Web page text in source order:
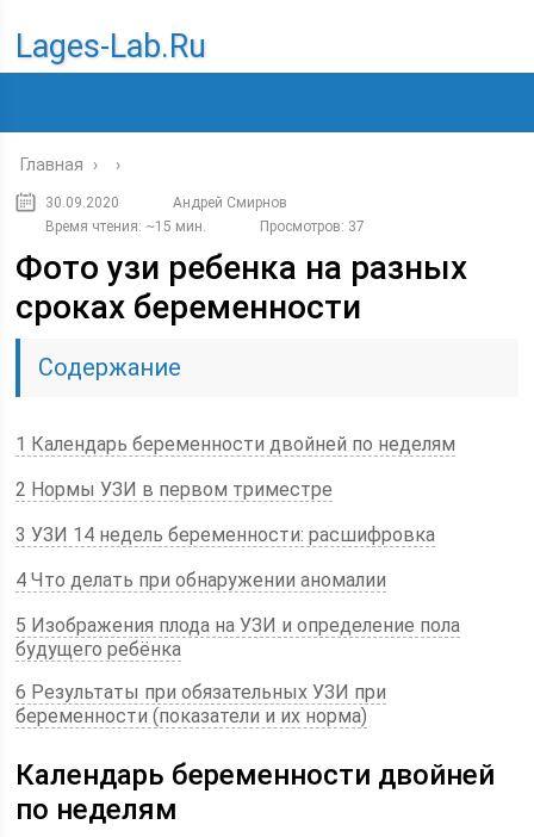
Lages-Lab.ru
Главная › ›
30.09.2020
Андрей Смирнов
Время чтения: ~15 мин.
Просмотров: 37
Фото узи ребенка на разных
сроках беременности
Содержание
1 Календарь беременности двойней по неделям
2 Нормы УЗИ в первом триместре
3 УЗИ 14 недель беременности: расшифровка
4 Что делать при обнаружении аномалии
5 Изображения плода на УЗИ и определение пола
будущего ребёнка
6 Результаты при обязательных УЗИ при
беременности (показатели и их норма)
Календарь беременности двойней
по неделям